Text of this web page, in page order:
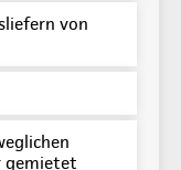
von
gemietet